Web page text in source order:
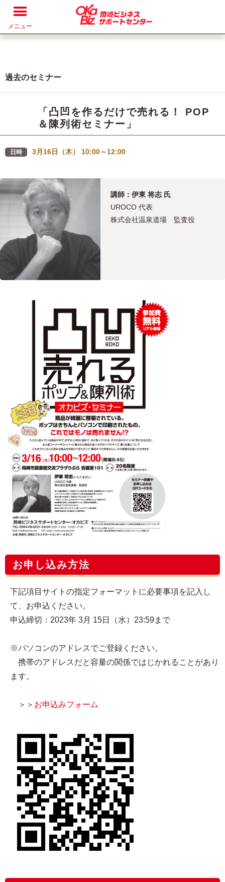
メニュー
過去のセミナー
「凸凹を作るだけで売れる！ POP
＆陳列術セミナー」
日時 3月16日（木） 10:00～12:00
講師：伊東 将志 氏
UROCO 代表
株式会社温泉道場 監査役
お申し込み方法
下記項目サイトの指定フォーマットに必要事項を記入し
て、お申込ください。
申込締切：2023年 3月 15日（水）23:59まで
※パソコンのアドレスでご登録ください。
携帯のアドレスだと容量の関係ではじかれることがあり
ます。
＞＞ お申込みフォーム